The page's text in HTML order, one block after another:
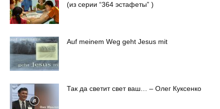
(из серии “364 эстафеты” )
Auf meinem Weg geht Jesus mit
Так да светит свет ваш… – Олег Куксенко